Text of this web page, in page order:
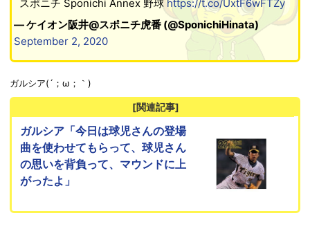
スポニチ Sponichi Annex 野球 https://t.co/UxtF6wFTZy
— ケイオン阪井@スポニチ虎番 (@SponichiHinata)
September 2, 2020
ガルシア(´；ω；｀)
[関連記事]
ガルシア「今日は球児さんの登場
曲を使わせてもらって、球児さん
の思いを背負って、マウンドに上
がったよ」